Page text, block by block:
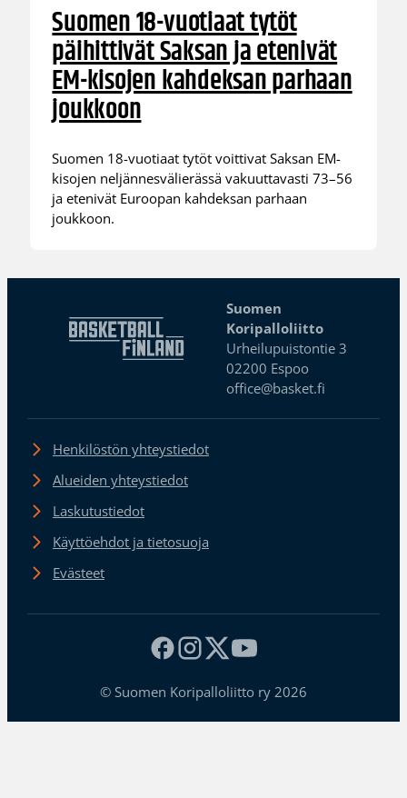
Suomen 18-vuotiaat tytöt
päihittivät Saksan ja etenivät
EM-kisojen kahdeksan parhaan
joukkoon
Suomen 18-vuotiaat tytöt voittivat Saksan EM-
kisojen neljännesvälierässä vakuuttavasti 73–56
ja etenivät Euroopan kahdeksan parhaan
joukkoon.
Suomen
Koripalloliitto
Urheilupuistontie 3
02200 Espoo
office@basket.fi
Henkilöstön yhteystiedot
Alueiden yhteystiedot
Laskutustiedot
Käyttöehdot ja tietosuoja
Evästeet
© Suomen Koripalloliitto ry 2026